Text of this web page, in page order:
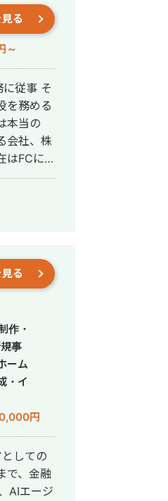
想〜
る
～
従事 そ
を務める
本当の
会社、株
と請け
る
作・
事
ーム
・イ
円
しての
AIエージ